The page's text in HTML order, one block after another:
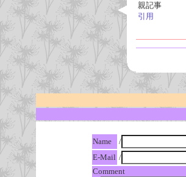
親記事
引用
Name
/
E-Mail /
Comment